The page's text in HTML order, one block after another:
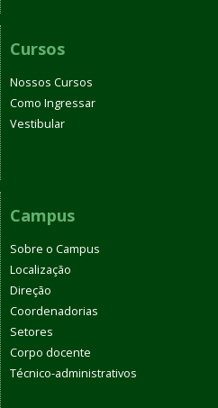
Cursos
Nossos Cursos
Como Ingressar
Vestibular
Campus
Sobre o Campus
Localização
Direção
Coordenadorias
Setores
Corpo docente
Técnico-administrativos